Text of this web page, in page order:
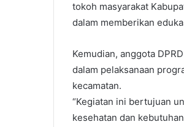
tokoh masyarakat
dalam memberikan
Kemudian, anggota
dalam pelaksanaan
kecamatan.
“Kegiatan ini bertujuan
kesehatan dan